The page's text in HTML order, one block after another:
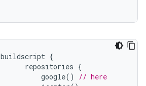
buildscript {
repositories {
google()
// here